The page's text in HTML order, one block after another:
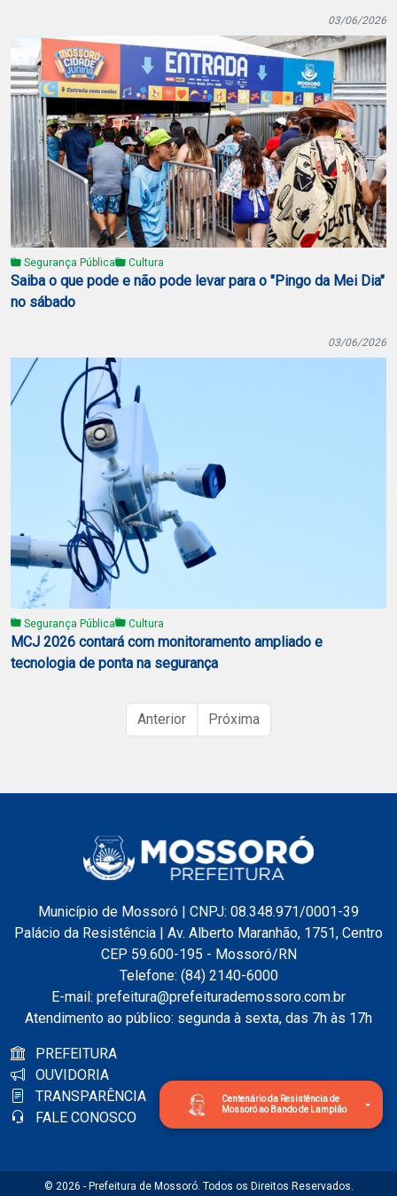
Centenário da Resistência de
Mossoró ao Bando de Lampião
03/06/2026
Segurança Pública Cultura
Saiba o que pode e não pode levar para o "Pingo da Mei Dia"
no sábado
03/06/2026
Segurança Pública Cultura
MCJ 2026 contará com monitoramento ampliado e
tecnologia de ponta na segurança
Anterior Próxima
Município de Mossoró | CNPJ: 08.348.971/0001-39
Palácio da Resistência | Av. Alberto Maranhão, 1751, Centro
CEP 59.600-195 - Mossoró/RN
Telefone: (84) 2140-6000
E-mail: prefeitura@prefeiturademossoro.com.br
Atendimento ao público: segunda à sexta, das 7h às 17h
PREFEITURA
OUVIDORIA
TRANSPARÊNCIA
FALE CONOSCO
© 2026 - Prefeitura de Mossoró. Todos os Direitos Reservados.